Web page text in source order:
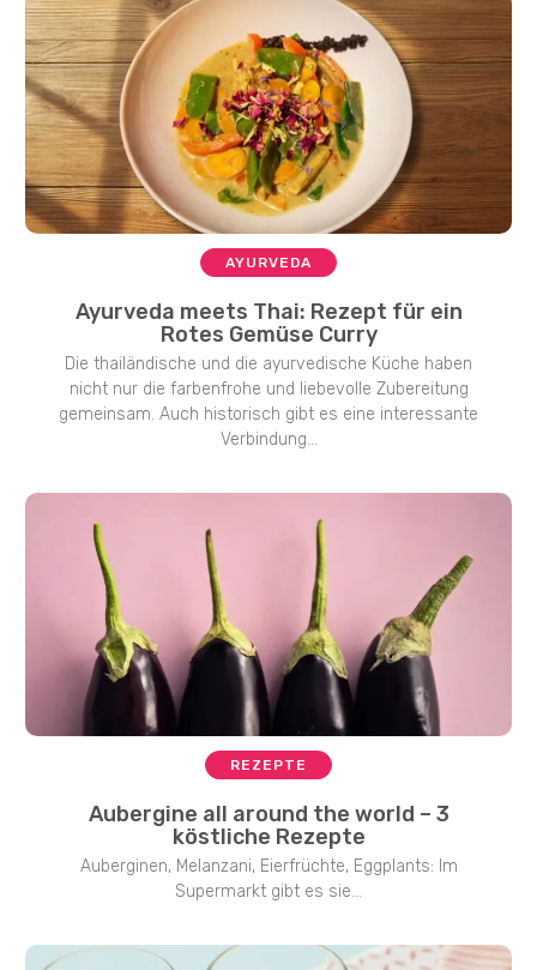
AYURVEDA
Ayurveda meets Thai: Rezept für ein
Rotes Gemüse Curry
Die thailändische und die ayurvedische Küche haben
nicht nur die farbenfrohe und liebevolle Zubereitung
gemeinsam. Auch historisch gibt es eine interessante
Verbindung...
REZEPTE
Aubergine all around the world – 3
köstliche Rezepte
Auberginen, Melanzani, Eierfrüchte, Eggplants: Im
Supermarkt gibt es sie...